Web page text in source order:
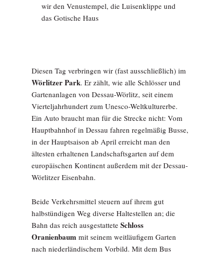
wir den Venustempel, die Luisenklippe und
das Gotische Haus
Diesen Tag verbringen wir (fast ausschließlich) im
Wörlitzer Park. Er zählt, wie alle Schlösser und
Gartenanlagen von Dessau-Wörlitz, seit einem
Vierteljahrhundert zum Unesco-Weltkulturerbe.
Ein Auto braucht man für die Strecke nicht: Vom
Hauptbahnhof in Dessau fahren regelmäßig Busse,
in der Hauptsaison ab April erreicht man den
ältesten erhaltenen Landschaftsgarten auf dem
europäischen Kontinent außerdem mit der Dessau-
Wörlitzer Eisenbahn.
Beide Verkehrsmittel steuern auf ihrem gut
halbstündigen Weg diverse Haltestellen an; die
Bahn das reich ausgestattete Schloss
Oranienbaum mit seinem weitläufigem Garten
nach niederländischem Vorbild. Mit dem Bus